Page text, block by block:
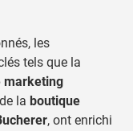
les
tels que la
marketing
la boutique
, ont enrichi